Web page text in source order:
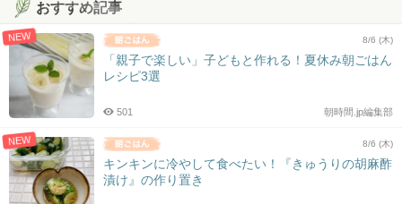
おすすめ記事
NEW 8/6 (木)
「親子で楽しい」子どもと作れる！夏休み朝ごはん
レシピ3選
朝時間.jp編集部
501
NEW 8/6 (木)
キンキンに冷やして食べたい！『きゅうりの胡麻酢
漬け』の作り置き